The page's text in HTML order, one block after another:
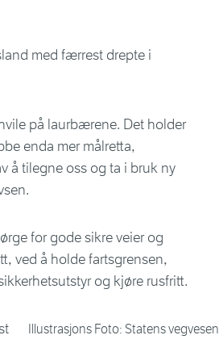
med færrest drepte i
på laurbærene. Det holder
enda mer målretta,
å tilegne oss og ta i bruk ny
for gode sikre veier og
ved å holde fartsgrensen,
og kjøre rusfritt.
Illustrasjons Foto: Statens vegvesen